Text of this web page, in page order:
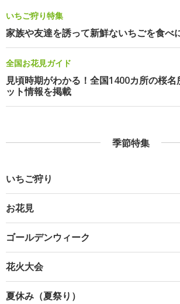
いちご狩り特集
家族や友達を誘って新鮮ないちごを食べ
全国お花見ガイド
見頃時期がわかる！全国1400カ所の桜
ット情報を掲載
季節特集
いちご狩り
お花見
ゴールデンウィーク
花火大会
夏休み（夏祭り）